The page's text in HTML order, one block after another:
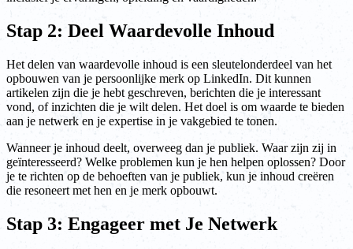
Stap 2: Deel Waardevolle Inhoud
Het delen van waardevolle inhoud is een sleutelonderdeel van het
opbouwen van je persoonlijke merk op LinkedIn. Dit kunnen
artikelen zijn die je hebt geschreven, berichten die je interessant
vond, of inzichten die je wilt delen. Het doel is om waarde te bieden
aan je netwerk en je expertise in je vakgebied te tonen.
Wanneer je inhoud deelt, overweeg dan je publiek. Waar zijn zij in
geïnteresseerd? Welke problemen kun je hen helpen oplossen? Door
je te richten op de behoeften van je publiek, kun je inhoud creëren
die resoneert met hen en je merk opbouwt.
Stap 3: Engageer met Je Netwerk